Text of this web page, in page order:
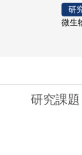
研
微生
研究課題